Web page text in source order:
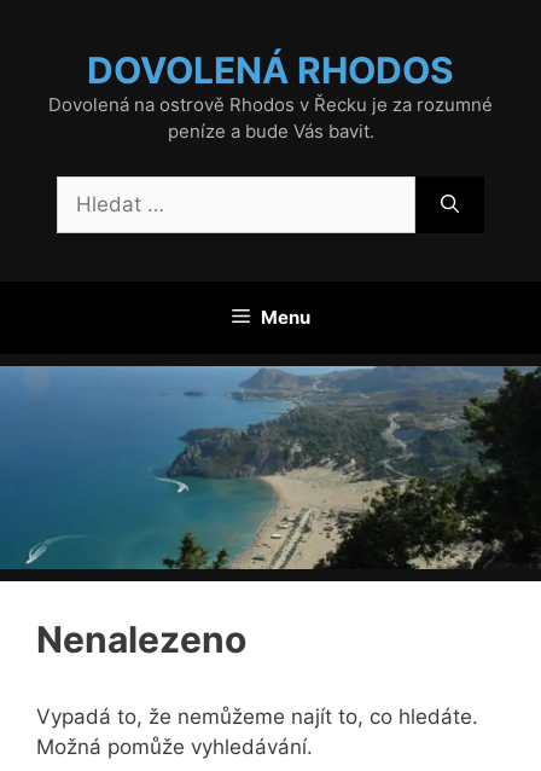
DOVOLENÁ RHODOS
Dovolená na ostrově Rhodos v Řecku je za rozumné
peníze a bude Vás bavit.
Menu
Nenalezeno
Vypadá to, že nemůžeme najít to, co hledáte.
Možná pomůže vyhledávání.